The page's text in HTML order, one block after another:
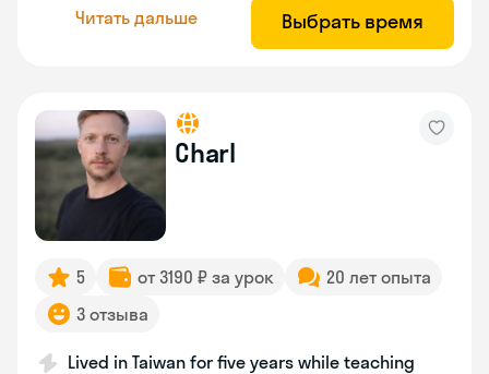
Читать дальше Выбрать время
Charl
5 от 3190 ₽ за урок
20 лет опыта
3 отзыва
Lived in Taiwan for five years while teaching